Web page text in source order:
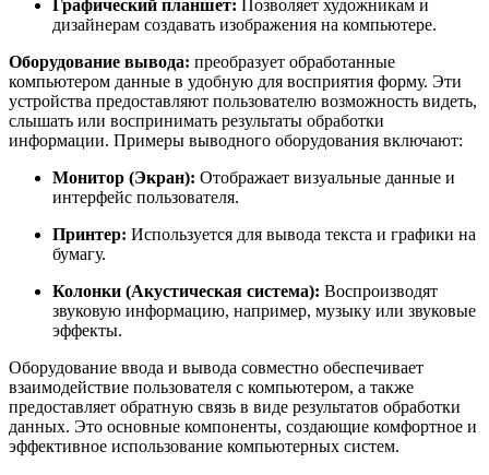
Графический планшет: Позволяет художникам и
дизайнерам создавать изображения на компьютере.
Оборудование вывода: преобразует обработанные
компьютером данные в удобную для восприятия форму. Эти
устройства предоставляют пользователю возможность видеть,
слышать или воспринимать результаты обработки
информации. Примеры выводного оборудования включают:
Монитор (Экран): Отображает визуальные данные и
интерфейс пользователя.
Принтер: Используется для вывода текста и графики на
бумагу.
Колонки (Акустическая система): Воспроизводят
звуковую информацию, например, музыку или звуковые
эффекты.
Оборудование ввода и вывода совместно обеспечивает
взаимодействие пользователя с компьютером, а также
предоставляет обратную связь в виде результатов обработки
данных. Это основные компоненты, создающие комфортное и
эффективное использование компьютерных систем.